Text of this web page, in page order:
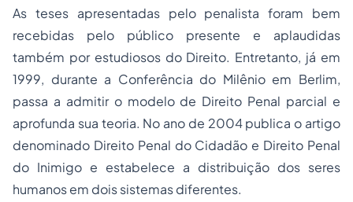
As teses apresentadas pelo penalista foram bem
recebidas pelo público presente e aplaudidas
também por estudiosos do Direito. Entretanto, já em
1999, durante a Conferência do Milênio em Berlim,
passa a admitir o modelo de Direito Penal parcial e
aprofunda sua teoria. No ano de 2004 publica o artigo
denominado Direito Penal do Cidadão e Direito Penal
do Inimigo e estabelece a distribuição dos seres
humanos em dois sistemas diferentes.